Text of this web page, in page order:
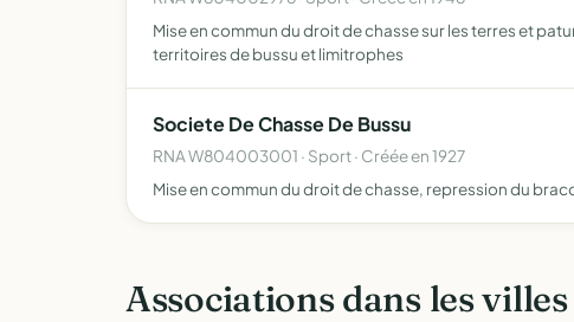
Mise en commun du droit de chasse sur les terres et
territoires de bussu et limitrophes
Societe De Chasse De Bussu
RNA W804003001 · Sport · Créée en 1927
Mise en commun du droit de chasse, repression du
Associations dans les